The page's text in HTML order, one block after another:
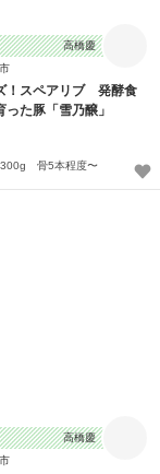
高橋慶
！スペアリブ 発酵食
た豚「雪乃醸」
骨5本程度〜
高橋慶